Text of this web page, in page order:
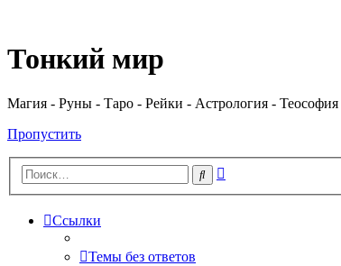
Тонкий мир
Магия - Руны - Таро - Рейки - Астрология -
Пропустить
Поиск
Ссылки
Темы без ответов